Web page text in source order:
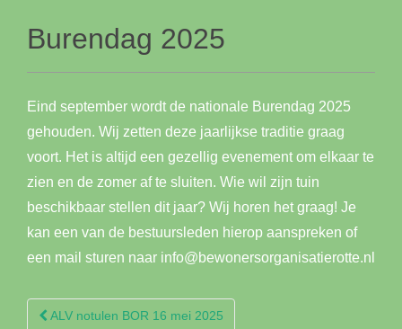
Burendag 2025
Eind september wordt de nationale Burendag 2025
gehouden. Wij zetten deze jaarlijkse traditie graag
voort. Het is altijd een gezellig evenement om elkaar te
zien en de zomer af te sluiten. Wie wil zijn tuin
beschikbaar stellen dit jaar? Wij horen het graag! Je
kan een van de bestuursleden hierop aanspreken of
een mail sturen naar info@bewonersorganisatierotte.nl
Berichtnavigatie
ALV notulen BOR 16 mei 2025